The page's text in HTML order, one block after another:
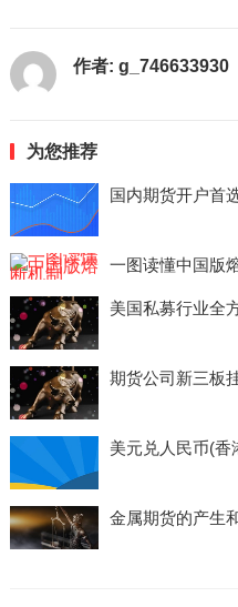
作者: g_746633930
为您推荐
国内期货开户首
一图读懂中国版
美国私募行业全
期货公司新三板
美元兑人民币(香
金属期货的产生